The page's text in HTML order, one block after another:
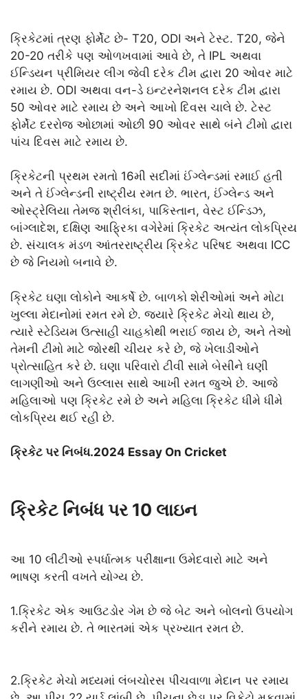
ક્રિકેટમાં ત્રણ ફોર્મેટ છે- T20, ODI અને ટેસ્ટ. T20, જેને
20-20 તરીકે પણ ઓળખવામાં આવે છે, તે IPL અથવા
ઈન્ડિયન પ્રીમિયર લીગ જેવી દરેક ટીમ દ્વારા 20 ઓવર માટે
રમાય છે. ODI અથવા વન-ડે ઇન્ટરનેશનલ દરેક ટીમ દ્વારા
50 ઓવર માટે રમાય છે અને આખો દિવસ ચાલે છે. ટેસ્ટ
ફોર્મેટ દરરોજ ઓછામાં ઓછી 90 ઓવર સાથે બંને ટીમો દ્વારા
પાંચ દિવસ માટે રમાય છે.
ક્રિકેટની પ્રથમ રમતો 16મી સદીમાં ઈંગ્લેન્ડમાં રમાઈ હતી
અને તે ઈંગ્લેન્ડની રાષ્ટ્રીય રમત છે. ભારત, ઈંગ્લેન્ડ અને
ઓસ્ટ્રેલિયા તેમજ શ્રીલંકા, પાકિસ્તાન, વેસ્ટ ઈન્ડિઝ,
બાંગ્લાદેશ, દક્ષિણ આફ્રિકા વગેરેમાં ક્રિકેટ અત્યંત લોકપ્રિય
છે. સંચાલક મંડળ આંતરરાષ્ટ્રીય ક્રિકેટ પરિષદ અથવા ICC
છે જે નિયમો બનાવે છે.
ક્રિકેટ ઘણા લોકોને આકર્ષે છે. બાળકો શેરીઓમાં અને મોટા
ખુલ્લા મેદાનોમાં રમત રમે છે. જ્યારે ક્રિકેટ મેચો થાય છે,
ત્યારે સ્ટેડિયમ ઉત્સાહી ચાહકોથી ભરાઈ જાય છે, અને તેઓ
તેમની ટીમો માટે જોરથી ચીયર કરે છે, જે ખેલાડીઓને
પ્રોત્સાહિત કરે છે. ઘણા પરિવારો ટીવી સામે બેસીને ઘણી
લાગણીઓ અને ઉલ્લાસ સાથે આખી રમત જુએ છે. આજે
મહિલાઓ પણ ક્રિકેટ રમે છે અને મહિલા ક્રિકેટ ધીમે ધીમે
લોકપ્રિય થઈ રહી છે.
ક્રિકેટ પર નિબંધ.2024 Essay On Cricket
ક્રિકેટ નિબંધ પર 10 લાઇન
આ 10 લીટીઓ સ્પર્ધાત્મક પરીક્ષાના ઉમેદવારો માટે અને
ભાષણ કરતી વખતે યોગ્ય છે.
1.ક્રિકેટ એક આઉટડોર ગેમ છે જે બેટ અને બોલનો ઉપયોગ
કરીને રમાય છે. તે ભારતમાં એક પ્રખ્યાત રમત છે.
2.ક્રિકેટ મેચો મધ્યમાં લંબચોરસ પીચવાળા મેદાન પર રમાય